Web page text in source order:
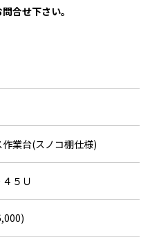
合せ下さい。
業台(スノコ棚仕様)
５Ｕ